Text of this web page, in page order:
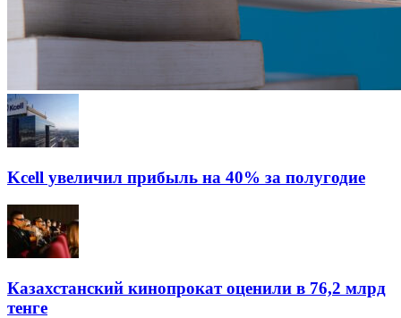
Kcell увеличил прибыль на 40% за полугодие
Казахстанский кинопрокат оценили в 76,2 млрд
тенге